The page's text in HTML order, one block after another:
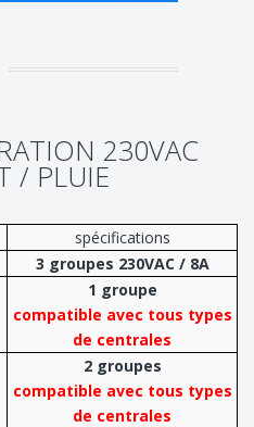
230VAC
/ PLUIE
spécifications
3 groupes 230VAC / 8A
1 groupe
compatible avec tous types
de centrales
2 groupes
compatible avec tous types
de centrales